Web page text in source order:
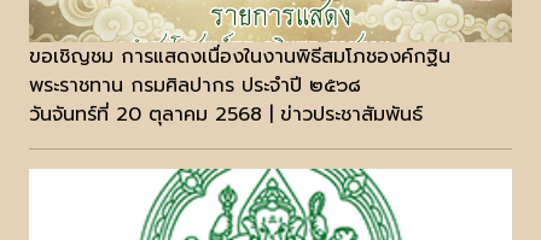
ขอเชิญชม การแสดงเนื่องในงานพิธีสมโภชองค์กฐิน
พระราชทาน กรมศิลปากร ประจำปี ๒๕๖๘
วันจันทร์ที่ 20 ตุลาคม 2568 | ข่าวประชาสัมพันธ์